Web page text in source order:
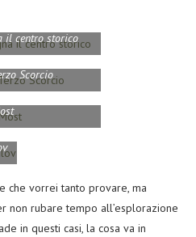
il centro storico
Scorcio
che vorrei tanto provare, ma
non rubare tempo all’esplorazione
in questi casi, la cosa va in